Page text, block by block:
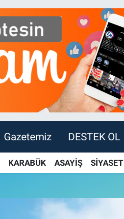
Gazetemiz DESTEK OL
KARABÜK ASAYİŞ SİYASET